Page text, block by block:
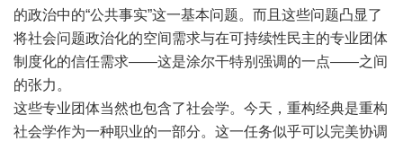
的政治中的“公共事实”这一基本问题。而且这些问题凸显了
将社会问题政治化的空间需求与在可持续性民主的专业团体
制度化的信任需求——这是涂尔干特别强调的一点——之间
的张力。
这些专业团体当然也包含了社会学。今天，重构经典是重构
社会学作为一种职业的一部分。这一任务似乎可以完美协调